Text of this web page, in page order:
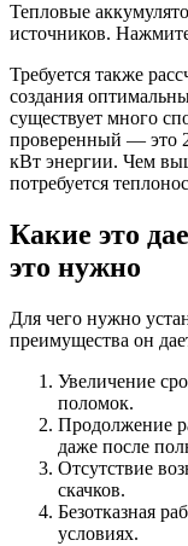
Тепловые
источников.
Требуется также
создания
существует много
проверенный — это
кВт энергии. Чем
потребуется
Какие это
это нужно
Для чего нужно
преимущества он
Увеличение
поломок.
Продолжение
даже после
Отсутствие
скачков.
Безотказная
условиях.